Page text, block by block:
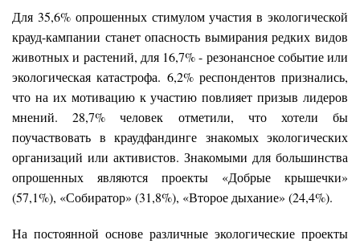
Для 35,6% опрошенных стимулом участия в экологической
крауд-кампании станет опасность вымирания редких видов
животных и растений, для 16,7% - резонансное событие или
экологическая катастрофа. 6,2% респондентов признались,
что на их мотивацию к участию повлияет призыв лидеров
мнений. 28,7% человек отметили, что хотели бы
поучаствовать в краудфандинге знакомых экологических
организаций или активистов. Знакомыми для большинства
опрошенных являются проекты «Добрые крышечки»
(57,1%), «Собиратор» (31,8%), «Второе дыхание» (24,4%).
На постоянной основе различные экологические проекты